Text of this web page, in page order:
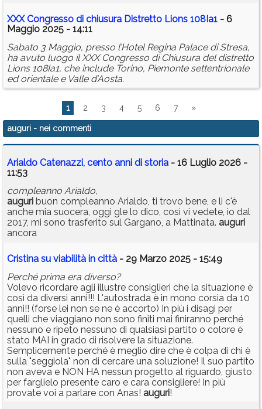
XXX Congresso di chiusura Distretto Lions 108Ia1 - 6
Maggio 2025 - 14:11
Sabato 3 Maggio, presso l’Hotel Regina Palace di Stresa,
ha avuto luogo il XXX Congresso di Chiusura del distretto
Lions 108Ia1, che include Torino, Piemonte settentrionale
ed orientale e Valle d’Aosta.
1 2 3 4 5 6 7 »
auguri - nei commenti
Arialdo Catenazzi, cento anni di storia - 16 Luglio 2026 -
11:53
compleanno Arialdo,
auguri buon compleanno Arialdo, ti trovo bene, e li c'è
anche mia suocera, oggi gle lo dico, così vi vedete, io dal
2017, mi sono trasferito sul Gargano, a Mattinata. auguri
ancora
Cristina su viabilità in città - 29 Marzo 2025 - 15:49
Perché prima era diverso?
Volevo ricordare agli illustre consiglieri che la situazione è
così da diversi anni!!! L'autostrada è in mono corsia da 10
anni!! (forse lei non se ne è accorto) In più i disagi per
quelli che viaggiano non sono finiti mai finiranno perché
nessuno e ripeto nessuno di qualsiasi partito o colore è
stato MAI in grado di risolvere la situazione.
Semplicemente perché è meglio dire che è colpa di chi è
sulla "seggiola" non di cercare una soluzione! Il suo partito
non aveva e NON HA nessun progetto al riguardo, giusto
per farglielo presente caro e cara consigliere! In più
provate voi a parlare con Anas! auguri!